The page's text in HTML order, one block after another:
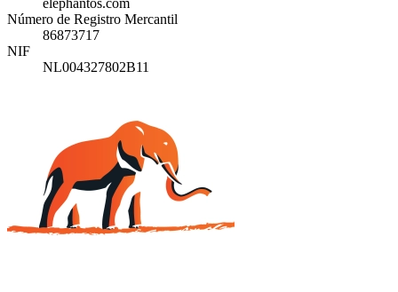
elephantos.com
Número de Registro Mercantil
86873717
NIF
NL004327802B11